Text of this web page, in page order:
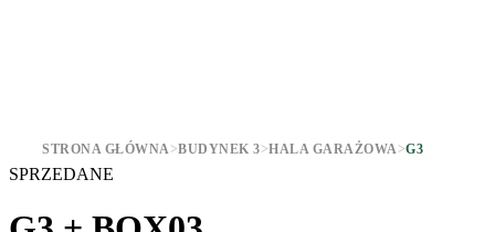
STRONA GŁÓWNA>BUDYNEK 3>HALA GARAŻOWA>G3
SPRZEDANE